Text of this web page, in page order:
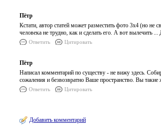
Пётр
Кстати, автор статей может разместить фото 3х4 (но не
человека не трудно, как и сделать его. А вот вылечить
Ответить Цитировать
Пётр
Написал комментарий по существу - не вижу здесь.
сожаления и безвозвратно Ваше пространство. Вы
Ответить Цитировать
Добавить комментарий